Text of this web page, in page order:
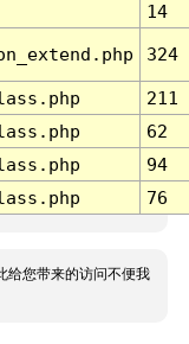
14
324
211
62
94
76
给您带来的访问不便我